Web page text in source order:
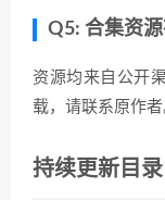
Q5: 合集资源
资源均来自公开
载，请联系原作者
持续更新目录